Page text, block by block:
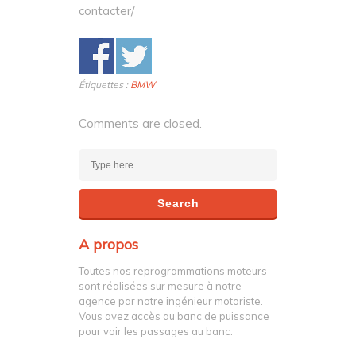
contacter/
Étiquettes : BMW
Comments are closed.
A propos
Toutes nos reprogrammations moteurs
sont réalisées sur mesure à notre
agence par notre ingénieur motoriste.
Vous avez accès au banc de puissance
pour voir les passages au banc.